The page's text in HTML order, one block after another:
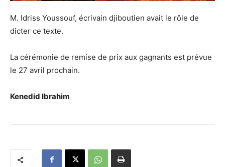
M. Idriss Youssouf, écrivain djiboutien avait le rôle de
dicter ce texte.
La cérémonie de remise de prix aux gagnants est prévue
le 27 avril prochain.
Kenedid Ibrahim